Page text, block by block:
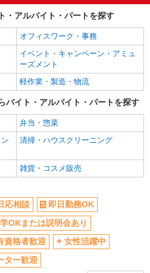
予定派遣
社 メディカルケア事業部/博多オフィ
フ／資格あり or 経験者
1,400円 ◆無資格・経験者：時
◆初任者研修・未経験：時給1,320
研修・経験者：時給1,350円〜 ◆介
円〜 ※経験者は3ヶ月以上 ※
による ★週払いOK（規定あ
岡市東区 【最寄駅】西鉄貝塚線「名
歩1分/JR鹿児島本線「千早」駅より
リアなど、お好きな勤務地をお選び下
詳細を見る
♪
円〜2062円 ＜日払い有/週払い有/交
(ガソリン代含む)＞
区//交通費全支給
交通費支給
産休・育休取得実績あり
・アルバイト・パートを探す
オフィスワーク・事務
イベント・キャンペーン・アミュ
ーズメント
軽作業・製造・物流
バイト・アルバイト・パートを探す
弁当・惣菜
清掃・ハウスクリーニング
雑貨・コスメ販売
応相談
即日勤務OK
OKまたは説明会あり
資格者歓迎
女性活躍中
ター歓迎